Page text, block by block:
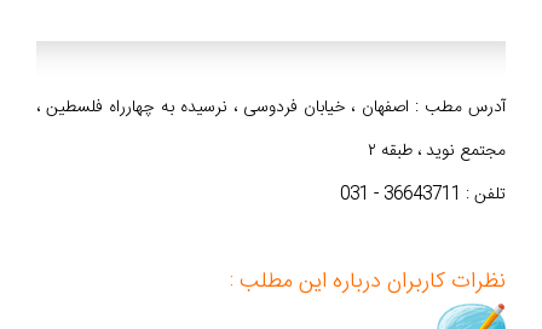
آدرس مطب : اصفهان ، خیابان فردوسی ، نرسیده به چهارراه فلسطین ،
مجتمع نوید ، طبقه ۲
تلفن : 36643711 - 031
نظرات کاربران درباره این مطلب :